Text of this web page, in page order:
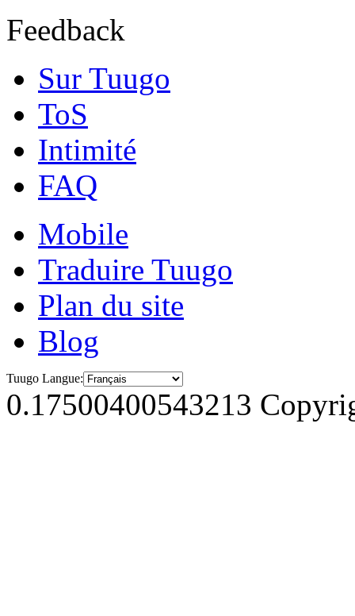
Feedback
Sur Tuugo
ToS
Intimité
FAQ
Mobile
Traduire Tuugo
Plan du site
Blog
Tuugo Langue:
0.17500400543213